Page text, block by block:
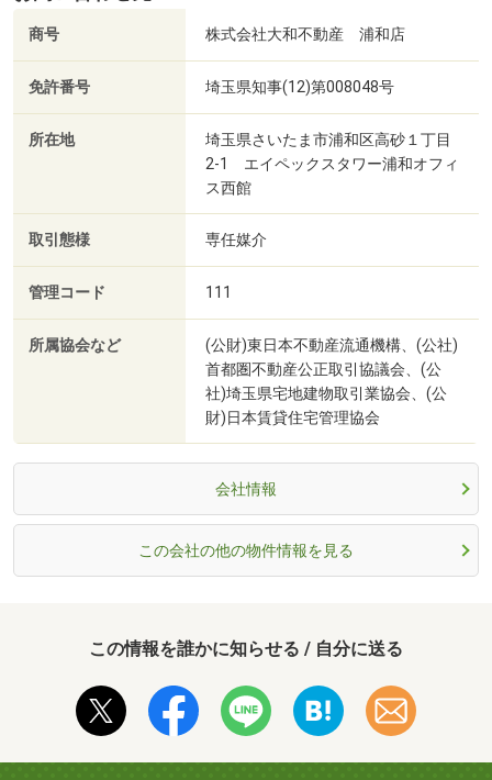
商号 株式会社大和不動産 浦和店
免許番号 埼玉県知事(12)第008048号
所在地
埼玉県さいたま市浦和区高砂１丁目
2-1 エイペックスタワー浦和オフィ
ス西館
取引態様 専任媒介
管理コード 111
所属協会など
(公財)東日本不動産流通機構、(公社)
首都圏不動産公正取引協議会、(公
社)埼玉県宅地建物取引業協会、(公
財)日本賃貸住宅管理協会
会社情報
この会社の他の物件情報を見る
この情報を誰かに知らせる / 自分に送る